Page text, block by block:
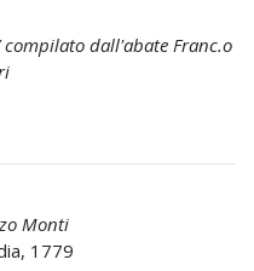
dall'abate Franc.o
Monti
1779